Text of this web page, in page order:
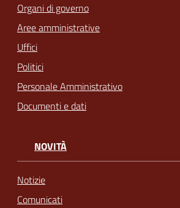
Organi di governo
Aree amministrative
Uffici
Politici
Personale Amministrativo
Documenti e dati
NOVITÀ
Notizie
Comunicati